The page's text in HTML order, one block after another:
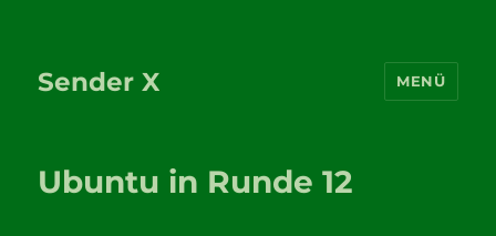
Sender X MENÜ
Ubuntu in Runde 12